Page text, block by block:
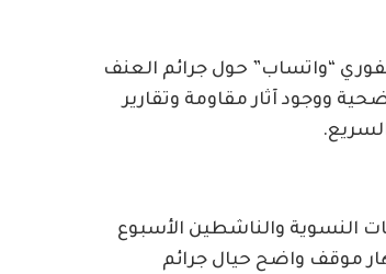
“واتساب” حول جرائم العنف
ووجود آثار مقاومة وتقارير
النسوية والناشطين الأسبوع
موقف واضح حيال جرائم